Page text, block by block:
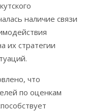
наличие связи
их стратегии
что
по оценкам